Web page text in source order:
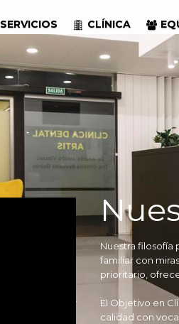
SERVICIOS CLÍNICA
Nuestra
familiar con
prioritario,
El Objetivo en
calidad con